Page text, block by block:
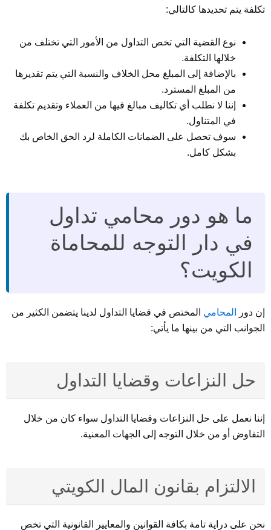
تكلفة يتم تحديدها كالتالي:
نوع القضية التي تخص التداول من الأمور التي تختلف من
خلالها التكلفة.
بالإضافة إلى المبلغ محل الخلاف والنسبة التي يتم تقديرها
من المبلغ المسترد.
إننا لا نطلب أي تكاليف مبالغ فيها من العملاء وتقديم تكلفة
في المتناول.
سوف تحصل على الضمانات الكاملة لرد الحق الخاص بك
بشكل كامل.
ما هو دور محامي تداول
في دار التوجه للمحاماة
الكويت؟
إن دور المحامي المختص في قضايا التداول لدينا يتضمن الكثير من
الجوانب التي من بينها ما يأتي:
حل النزاعات وقضايا التداول
إننا نعمل على حل النزاعات وقضايا التداول سواء كان من خلال
التفاوض أو من خلال التوجه إلى الجهات المعنية.
الالتزام بقانون المال الكويتي
نحن على دراية تامة بكافة القوانين والمعايير القانونية التي تخص